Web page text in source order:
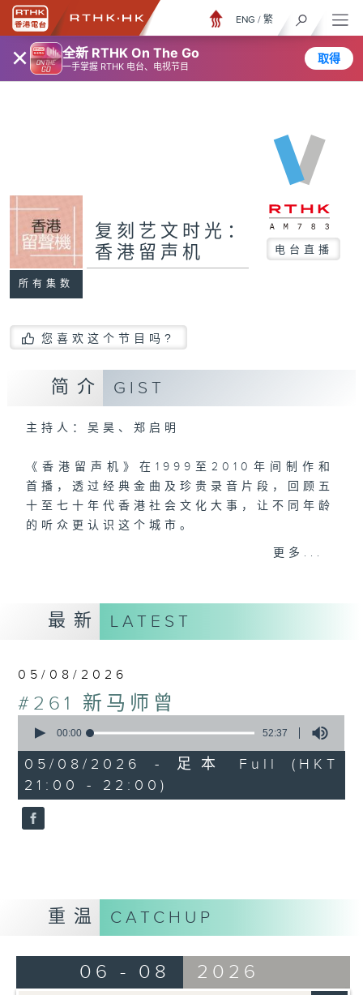
× 全新 RTHK On The Go
一手掌握 RTHK 电台、电视节目
取得
ENG / 繁
所有集数
复刻艺文时光：
香港留声机
电台直播
您喜欢这个节目吗?
简介 GIST
主持人：吴昊、郑启明
《香港留声机》在1999至2010年间制作和
首播，透过经典金曲及珍贵录音片段，回顾五
十至七十年代香港社会文化大事，让不同年龄
的听众更认识这个城市。
更多...
最新 LATEST
05/08/2026
#261 新马师曾
seconds
52
minutes,
37
seconds
00:00 52:37
05/08/2026 - 足本 Full (HKT
21:00 - 22:00)
重温 CATCHUP
06 - 08 2026